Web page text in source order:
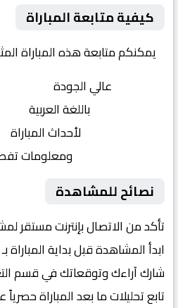
كيفية متابعة المباراة
يمكنكم متابعة هذه المباراة
عالي الجودة
باللغة العربية
لأحداث المباراة
ومعلومات
نصائح للمشاهدة
تأكد من الاتصال بإنترنت مستقر
ابدأ المشاهدة قبل بداية المباراة بـ 10 دقائق
شارك آراءك وتوقعاتك في قسم
تابع تحليلات ما بعد المباراة